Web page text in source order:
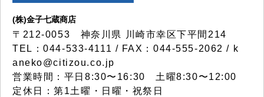
(株)金子七蔵商店
〒212-0053 神奈川県 川崎市幸区下平間214
TEL：044-533-4111 / FAX：044-555-2062 / k
aneko@citizou.co.jp
営業時間：平日8:30〜16:30 土曜8:30〜12:00
定休日：第1土曜・日曜・祝祭日